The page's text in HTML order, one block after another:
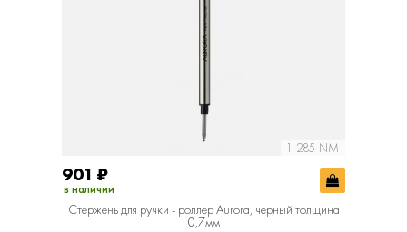
1-285-NM
901 ₽
в наличии
Стержень для ручки - роллер Aurora, черный толщина
0,7мм